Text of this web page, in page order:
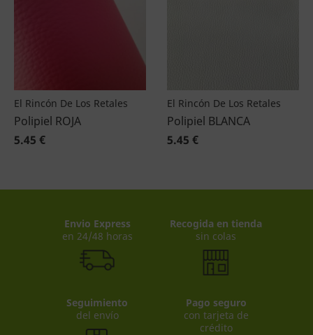
El Rincón De Los Retales
Polipiel ROJA
5.45 €
El Rincón De Los Retales
Polipiel BLANCA
5.45 €
Envio Express
en 24/48 horas
Recogida en tienda
sin colas
Seguimiento
del envío
Pago seguro
con tarjeta de
crédito